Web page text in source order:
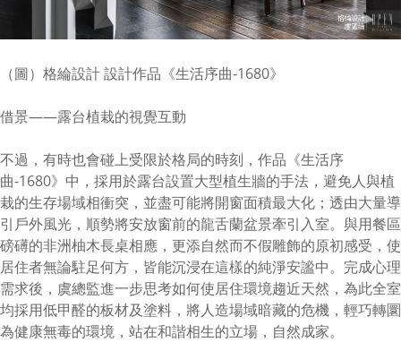
（圖）格綸設計 設計作品《生活序曲-1680》
借景——露台植栽的視覺互動
不過，有時也會碰上受限於格局的時刻，作品《生活序
曲-1680》中，採用於露台設置大型植生牆的手法，避免人與植
栽的生存場域相衝突，並盡可能將開窗面積最大化；透由大量導
引戶外風光，順勢將安放窗前的龍舌蘭盆景牽引入室。與用餐區
磅礡的非洲柚木長桌相應，更添自然而不假雕飾的原初感受，使
居住者無論駐足何方，皆能沉浸在這樣的純淨安謐中。完成心理
需求後，虞總監進一步思考如何使居住環境趨近天然，為此全室
均採用低甲醛的板材及塗料，將人造場域暗藏的危機，輕巧轉圜
為健康無毒的環境，站在和諧相生的立場，自然成家。